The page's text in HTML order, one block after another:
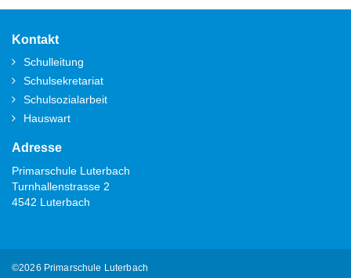
Kontakt
Schulleitung
Schulsekretariat
Schulsozialarbeit
Hauswart
Adresse
Primarschule Luterbach
Turnhallenstrasse 2
4542 Luterbach
©2026 Primarschule Luterbach